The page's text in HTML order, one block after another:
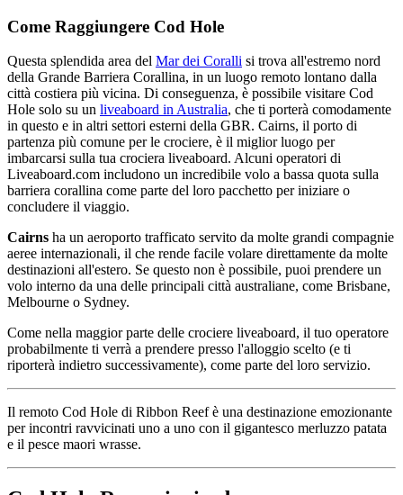
Come Raggiungere Cod Hole
Questa splendida area del Mar dei Coralli si trova all'estremo nord
della Grande Barriera Corallina, in un luogo remoto lontano dalla
città costiera più vicina. Di conseguenza, è possibile visitare Cod
Hole solo su un liveaboard in Australia, che ti porterà comodamente
in questo e in altri settori esterni della GBR. Cairns, il porto di
partenza più comune per le crociere, è il miglior luogo per
imbarcarsi sulla tua crociera liveaboard. Alcuni operatori di
Liveaboard.com includono un incredibile volo a bassa quota sulla
barriera corallina come parte del loro pacchetto per iniziare o
concludere il viaggio.
Cairns ha un aeroporto trafficato servito da molte grandi compagnie
aeree internazionali, il che rende facile volare direttamente da molte
destinazioni all'estero. Se questo non è possibile, puoi prendere un
volo interno da una delle principali città australiane, come Brisbane,
Melbourne o Sydney.
Come nella maggior parte delle crociere liveaboard, il tuo operatore
probabilmente ti verrà a prendere presso l'alloggio scelto (e ti
riporterà indietro successivamente), come parte del loro servizio.
Il remoto Cod Hole di Ribbon Reef è una destinazione emozionante
per incontri ravvicinati uno a uno con il gigantesco merluzzo patata
e il pesce maori wrasse.